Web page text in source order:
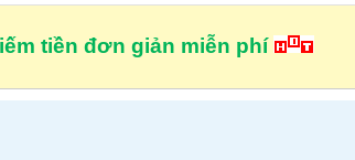
tiền đơn giản miễn phí